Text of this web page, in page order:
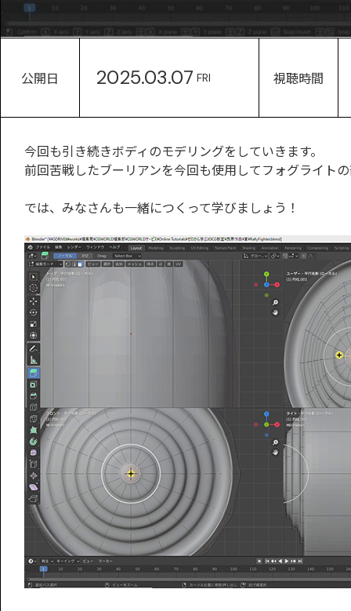
公開日 2025.03.07 FRI 視聴時間
今回も引き続きボディのモデリングをしていきます。
前回苦戦したブーリアンを今回も使用してフォグライト
では、みなさんも一緒につくって学びましょう！